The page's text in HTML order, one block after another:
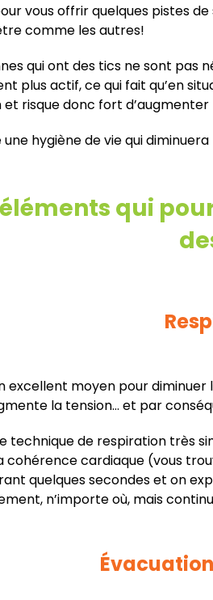
vous offrir quelques pistes
comme les autres!
qui ont des tics ne sont
plus actif, ce qui fait qu’en
risque donc fort
hygiène de vie qui diminuera
qui
excellent moyen pour
la tension… et par
technique de respiration très
cohérence cardiaque (vous
quelques secondes et on
n’importe où, mais